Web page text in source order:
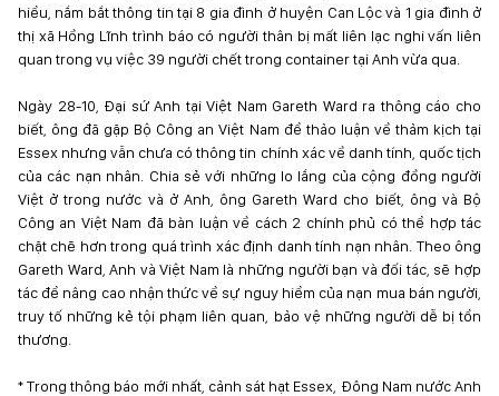
hiểu, nắm bắt thông tin tại 8 gia đình ở huyện Can Lộc và 1 gia đình ở
thị xã Hồng Lĩnh trình báo có người thân bị mất liên lạc nghi vấn liên
quan trong vụ việc 39 người chết trong container tại Anh vừa qua.
Ngày 28-10, Đại sứ Anh tại Việt Nam Gareth Ward ra thông cáo cho
biết, ông đã gặp Bộ Công an Việt Nam để thảo luận về thảm kịch tại
Essex nhưng vẫn chưa có thông tin chính xác về danh tính, quốc tịch
của các nạn nhân. Chia sẻ với những lo lắng của cộng đồng người
Việt ở trong nước và ở Anh, ông Gareth Ward cho biết, ông và Bộ
Công an Việt Nam đã bàn luận về cách 2 chính phủ có thể hợp tác
chặt chẽ hơn trong quá trình xác định danh tính nạn nhân. Theo ông
Gareth Ward, Anh và Việt Nam là những người bạn và đối tác, sẽ hợp
tác để nâng cao nhận thức về sự nguy hiểm của nạn mua bán người,
truy tố những kẻ tội phạm liên quan, bảo vệ những người dễ bị tổn
thương.
* Trong thông báo mới nhất, cảnh sát hạt Essex, Đông Nam nước Anh